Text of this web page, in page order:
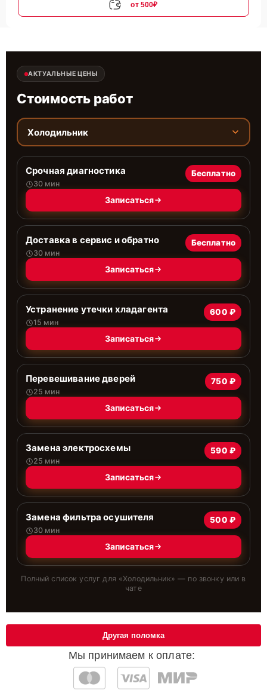
от 500₽
АКТУАЛЬНЫЕ ЦЕНЫ
Стоимость работ
Холодильник
Срочная диагностика
30 мин
Бесплатно
Записаться
Доставка в сервис и обратно
30 мин
Бесплатно
Записаться
Устранение утечки хладагента
15 мин
600 ₽
Записаться
Перевешивание дверей
25 мин
750 ₽
Записаться
Замена электросхемы
25 мин
590 ₽
Записаться
Замена фильтра осушителя
30 мин
500 ₽
Записаться
Полный список услуг для «Холодильник» — по звонку или в
чате
Мы принимаем к оплате:
Другая поломка